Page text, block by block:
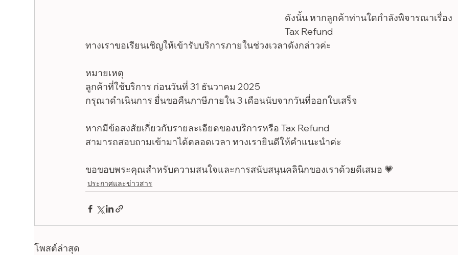
ดังนั้น หากลูกค้าท่านใดกำลังพิจารณาเรื่อง
Tax Refund
ทางเราขอเรียนเชิญให้เข้ารับบริการภายในช่วงเวลาดังกล่าวค่ะ
หมายเหตุ
ลูกค้าที่ใช้บริการ ก่อนวันที่ 31 ธันวาคม 2025
กรุณาดำเนินการ ยื่นขอคืนภาษีภายใน 3 เดือนนับจากวันที่ออกใบเสร็จ
หากมีข้อสงสัยเกี่ยวกับรายละเอียดของบริการหรือ Tax Refund
สามารถสอบถามเข้ามาได้ตลอดเวลา ทางเรายินดีให้คำแนะนำค่ะ
ขอขอบพระคุณสำหรับความสนใจและการสนับสนุนคลินิกของเราด้วยดีเสมอ 💗
ประกาศและข่าวสาร
โพสต์ล่าสุด